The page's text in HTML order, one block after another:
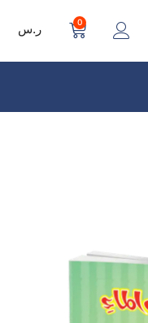
0 ر.س